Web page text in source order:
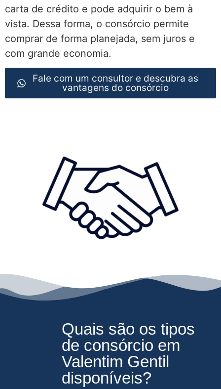
carta de crédito e pode adquirir o bem à
vista. Dessa forma, o consórcio permite
comprar de forma planejada, sem juros e
com grande economia.
Fale com um consultor e descubra as
vantagens do consórcio
Quais são os tipos
de consórcio em
Valentim Gentil
disponíveis?